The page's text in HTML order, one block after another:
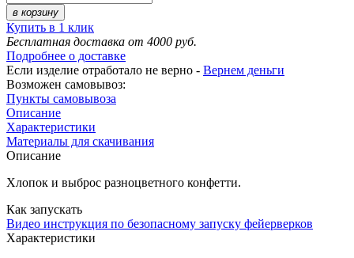
в корзину
Купить в 1 клик
Бесплатная доставка от 4000 руб.
Подробнее о доставке
Если изделие отработало не верно - Вернем деньги
Возможен самовывоз:
Пункты самовывоза
Описание
Характеристики
Материалы для скачивания
Описание
Хлопок и выброс разноцветного конфетти.
Как запускать
Видео инструкция по безопасному запуску фейерверков
Характеристики